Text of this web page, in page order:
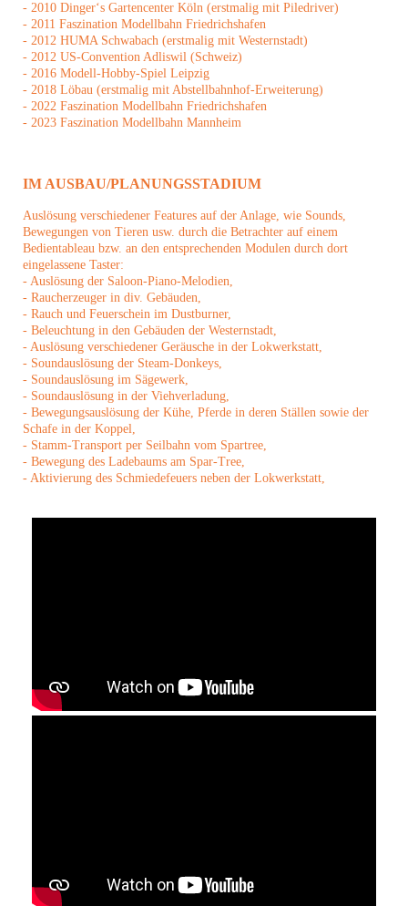
- 2010 Dinger‘s Gartencenter Köln (erstmalig mit Piledriver)
- 2011 Faszination Modellbahn Friedrichshafen
- 2012 HUMA Schwabach (erstmalig mit Westernstadt)
- 2012 US-Convention Adliswil (Schweiz)
- 2016 Modell-Hobby-Spiel Leipzig
- 2018 Löbau (erstmalig mit Abstellbahnhof-Erweiterung)
- 2022 Faszination Modellbahn Friedrichshafen
- 2023 Faszination Modellbahn Mannheim
IM AUSBAU/PLANUNGSSTADIUM
Auslösung verschiedener Features auf der Anlage, wie Sounds,
Bewegungen von Tieren usw. durch die Betrachter auf einem
Bedientableau bzw. an den entsprechenden Modulen durch dort
eingelassene Taster:
- Auslösung der Saloon-Piano-Melodien,
- Raucherzeuger in div. Gebäuden,
- Rauch und Feuerschein im Dustburner,
- Beleuchtung in den Gebäuden der Westernstadt,
- Auslösung verschiedener Geräusche in der Lokwerkstatt,
- Soundauslösung der Steam-Donkeys,
- Soundauslösung im Sägewerk,
- Soundauslösung in der Viehverladung,
- Bewegungsauslösung der Kühe, Pferde in deren Ställen sowie der
Schafe in der Koppel,
- Stamm-Transport per Seilbahn vom Spartree,
- Bewegung des Ladebaums am Spar-Tree,
- Aktivierung des Schmiedefeuers neben der Lokwerkstatt,